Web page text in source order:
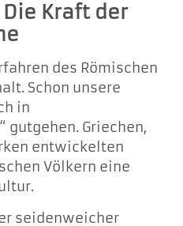
Kraft der
des Römischen
Schon unsere
in
gutgehen. Griechen,
entwickelten
Völkern eine
seidenweicher